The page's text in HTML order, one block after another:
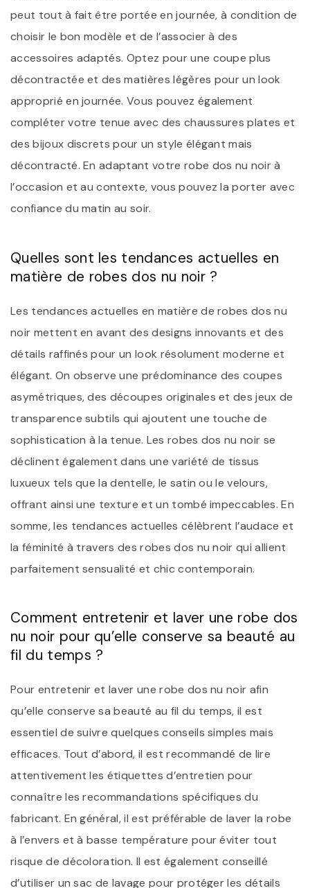
peut tout à fait être portée en journée, à condition de
choisir le bon modèle et de l’associer à des
accessoires adaptés. Optez pour une coupe plus
décontractée et des matières légères pour un look
approprié en journée. Vous pouvez également
compléter votre tenue avec des chaussures plates et
des bijoux discrets pour un style élégant mais
décontracté. En adaptant votre robe dos nu noir à
l’occasion et au contexte, vous pouvez la porter avec
confiance du matin au soir.
Quelles sont les tendances actuelles en
matière de robes dos nu noir ?
Les tendances actuelles en matière de robes dos nu
noir mettent en avant des designs innovants et des
détails raffinés pour un look résolument moderne et
élégant. On observe une prédominance des coupes
asymétriques, des découpes originales et des jeux de
transparence subtils qui ajoutent une touche de
sophistication à la tenue. Les robes dos nu noir se
déclinent également dans une variété de tissus
luxueux tels que la dentelle, le satin ou le velours,
offrant ainsi une texture et un tombé impeccables. En
somme, les tendances actuelles célèbrent l’audace et
la féminité à travers des robes dos nu noir qui allient
parfaitement sensualité et chic contemporain.
Comment entretenir et laver une robe dos
nu noir pour qu’elle conserve sa beauté au
fil du temps ?
Pour entretenir et laver une robe dos nu noir afin
qu’elle conserve sa beauté au fil du temps, il est
essentiel de suivre quelques conseils simples mais
efficaces. Tout d’abord, il est recommandé de lire
attentivement les étiquettes d’entretien pour
connaître les recommandations spécifiques du
fabricant. En général, il est préférable de laver la robe
à l’envers et à basse température pour éviter tout
risque de décoloration. Il est également conseillé
d’utiliser un sac de lavage pour protéger les détails